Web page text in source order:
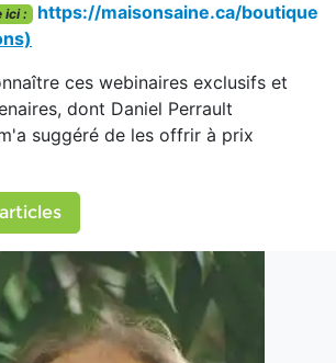
ici :
https://maisonsaine.ca/boutique
ces webinaires exclusifs et
dont Daniel Perrault
suggéré de les offrir à prix